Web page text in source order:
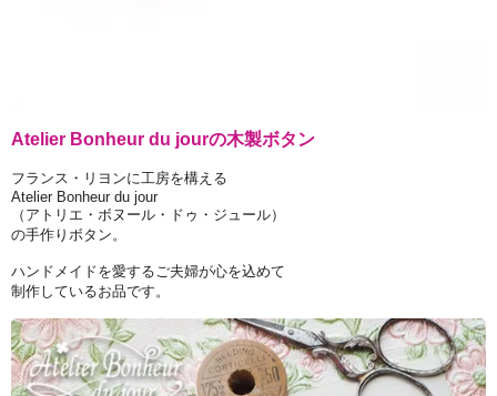
Atelier Bonheur du jourの木製ボタン
フランス・リヨンに工房を構える
Atelier Bonheur du jour
（アトリエ・ボヌール・ドゥ・ジュール）
の手作りボタン。
ハンドメイドを愛するご夫婦が心を込めて
制作しているお品です。